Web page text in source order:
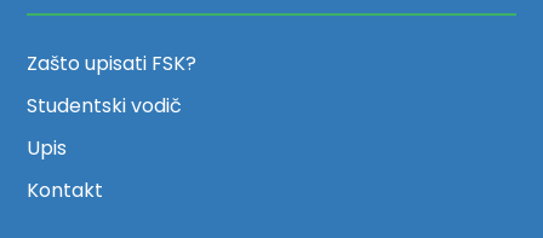
Zašto upisati FSK?
Studentski vodič
Upis
Kontakt